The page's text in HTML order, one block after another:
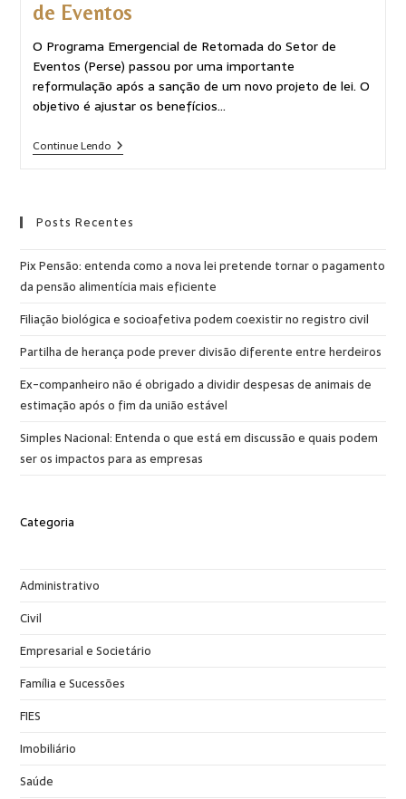
de Eventos
O Programa Emergencial de Retomada do Setor de
Eventos (Perse) passou por uma importante
reformulação após a sanção de um novo projeto de lei. O
objetivo é ajustar os benefícios…
Continue Lendo
Posts Recentes
Pix Pensão: entenda como a nova lei pretende tornar o pagamento
da pensão alimentícia mais eficiente
Filiação biológica e socioafetiva podem coexistir no registro civil
Partilha de herança pode prever divisão diferente entre herdeiros
Ex-companheiro não é obrigado a dividir despesas de animais de
estimação após o fim da união estável
Simples Nacional: Entenda o que está em discussão e quais podem
ser os impactos para as empresas
Categoria
Administrativo
Civil
Empresarial e Societário
Família e Sucessões
FIES
Imobiliário
Saúde